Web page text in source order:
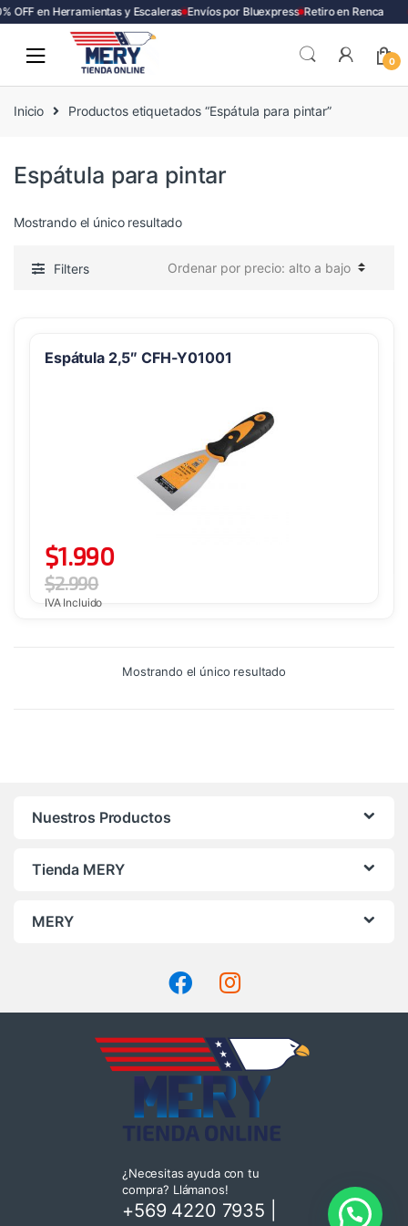
OFF en Herramientas y Escaleras Envíos por Bluexpress Retiro en Renca
0
Inicio Productos etiquetados “Espátula para pintar”
Espátula para pintar
Mostrando el único resultado
Filters
Espátula 2,5″ CFH-Y01001
$1.990
$2.990
IVA Incluido
Mostrando el único resultado
Nuestros Productos
Tienda MERY
MERY
¿Necesitas ayuda con tu
compra? Llámanos!
+569 4220 7935